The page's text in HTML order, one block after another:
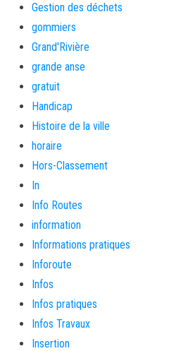
Gestion des déchets
gommiers
Grand'Rivière
grande anse
gratuit
Handicap
Histoire de la ville
horaire
Hors-Classement
In
Info Routes
information
Informations pratiques
Inforoute
Infos
Infos pratiques
Infos Travaux
Insertion